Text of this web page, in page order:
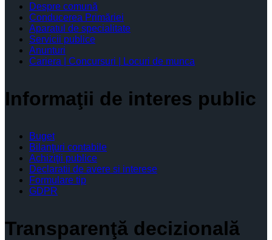
Despre comună
Conducerea Primăriei
Aparatul de specialitate
Servicii publice
Anunturi
Cariera | Concursuri | Locuri de munca
Informaţii de interes public
Buget
Bilanţuri contabile
Achiziţii publice
Declaratii de avere si interese
Formulare tip
GDPR
Transparenţă decizională